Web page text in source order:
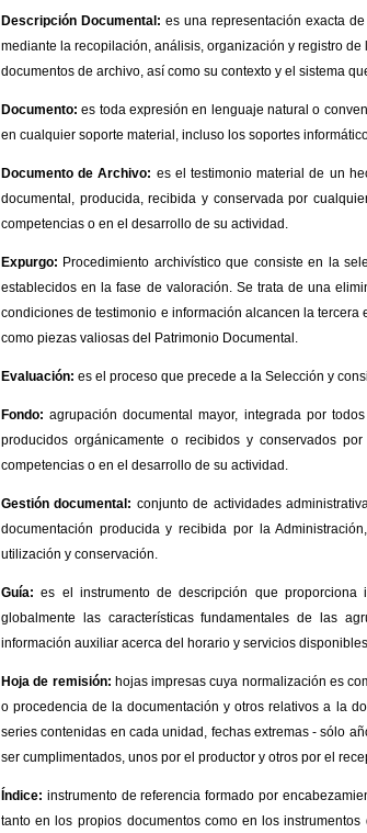
Descripción Documental: es una representación exacta
mediante la recopilación, análisis, organización y registro
documentos de archivo, así como su contexto y el sistema
Documento: es toda expresión en lenguaje natural o
en cualquier soporte material, incluso los soportes
Documento de Archivo: es el testimonio material de un
documental, producida, recibida y conservada por
competencias o en el desarrollo de su actividad.
Expurgo: Procedimiento archivístico que consiste en la
establecidos en la fase de valoración. Se trata de una
condiciones de testimonio e información alcancen la
como piezas valiosas del Patrimonio Documental.
Evaluación: es el proceso que precede a la Selección y
Fondo: agrupación documental mayor, integrada por
producidos orgánicamente o recibidos y conservados
competencias o en el desarrollo de su actividad.
Gestión documental: conjunto de actividades
documentación producida y recibida por la
utilización y conservación.
Guía: es el instrumento de descripción que proporciona
globalmente las características fundamentales de las
información auxiliar acerca del horario y servicios
Hoja de remisión: hojas impresas cuya normalización es
o procedencia de la documentación y otros relativos a la
series contenidas en cada unidad, fechas extremas - sólo
ser cumplimentados, unos por el productor y otros por el
Índice: instrumento de referencia formado por
tanto en los propios documentos como en los